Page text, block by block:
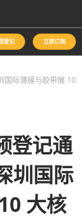
登记 立即订阅
国际薄膜与胶带展 10
登记通
圳国际
大核